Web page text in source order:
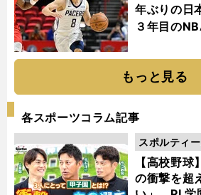
年ぶりの日
３年目の
もっと見る
各スポーツコラム記事
【高校野
の衝撃を超
スポルティー
動画